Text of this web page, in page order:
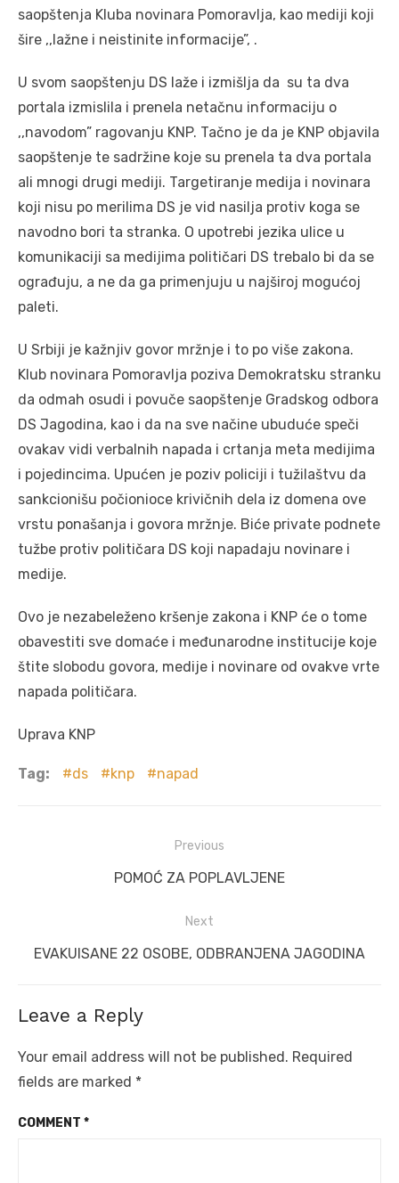
saopštenja Kluba novinara Pomoravlja, kao mediji koji
šire ,,lažne i neistinite informacije”, .
U svom saopštenju DS laže i izmišlja da su ta dva
portala izmislila i prenela netačnu informaciju o
,,navodom” ragovanju KNP. Tačno je da je KNP objavila
saopštenje te sadržine koje su prenela ta dva portala
ali mnogi drugi mediji. Targetiranje medija i novinara
koji nisu po merilima DS je vid nasilja protiv koga se
navodno bori ta stranka. O upotrebi jezika ulice u
komunikaciji sa medijima političari DS trebalo bi da se
ograđuju, a ne da ga primenjuju u najširoj mogućoj
paleti.
U Srbiji je kažnjiv govor mržnje i to po više zakona.
Klub novinara Pomoravlja poziva Demokratsku stranku
da odmah osudi i povuče saopštenje Gradskog odbora
DS Jagodina, kao i da na sve načine ubuduće speči
ovakav vidi verbalnih napada i crtanja meta medijima
i pojedincima. Upućen je poziv policiji i tužilaštvu da
sankcionišu počionioce krivičnih dela iz domena ove
vrstu ponašanja i govora mržnje. Biće private podnete
tužbe protiv političara DS koji napadaju novinare i
medije.
Ovo je nezabeleženo kršenje zakona i KNP će o tome
obavestiti sve domaće i međunarodne institucije koje
štite slobodu govora, medije i novinare od ovakve vrte
napada političara.
Uprava KNP
Tag: ds knp napad
navigation
Previous
Previous
POMOĆ ZA POPLAVLJENE
Next
Next
EVAKUISANE 22 OSOBE, ODBRANJENA JAGODINA
Leave a Reply
Your email address will not be published. Required
fields are marked *
COMMENT *